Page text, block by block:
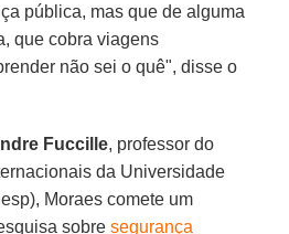
pública, mas que de alguma
que cobra viagens
não sei o quê", disse o
Fuccille, professor do
da Universidade
Moraes comete um
sobresegurança